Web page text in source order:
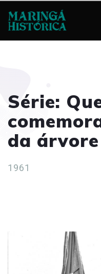
Série:
da árvore
1961